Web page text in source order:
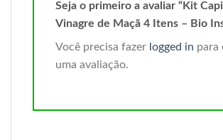
Seja o primeiro a avaliar “Kit
Vinagre de Maçã 4 Itens – Bio
Você precisa fazer logged in para
uma avaliação.